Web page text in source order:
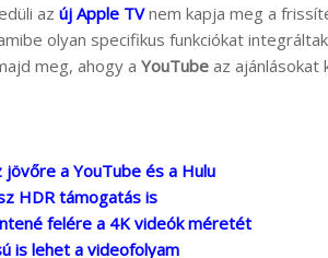
az új Apple TVnem kapja meg a
olyan specifikus funkciókat
meg, ahogy a YouTube az
a YouTube és a Hulu
HDR támogatás is
felére a 4K videók méretét
is lehet a videofolyam